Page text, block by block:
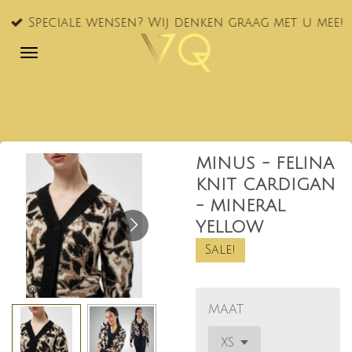
Ga
naar
Speciale wensen? Wij denken graag met u mee!
MINUS - FELINA
KNIT CARDIGAN
- MINERAL
YELLOW
Sale!
MAAT